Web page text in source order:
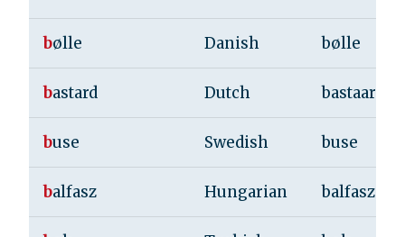
bølle Danish bølle
bastard Dutch bastaard
buse Swedish buse
balfasz Hungarian balfasz